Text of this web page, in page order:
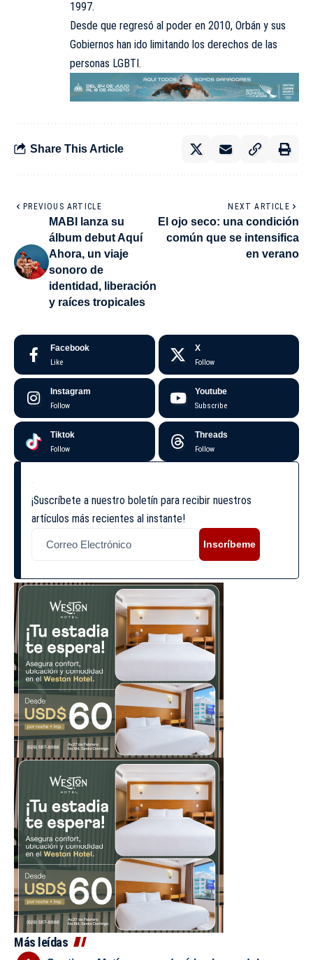
1997.
Desde que regresó al poder en 2010, Orbán y sus
Gobiernos han ido limitando los derechos de las
personas LGBTI.
Share This Article
PREVIOUS ARTICLE
MABI lanza su
álbum debut Aquí
Ahora, un viaje
sonoro de
identidad, liberación
y raíces tropicales
NEXT ARTICLE
El ojo seco: una condición
común que se intensifica
en verano
Facebook
Like
X
Follow
Instagram
Follow
Youtube
Subscribe
Tiktok
Follow
Threads
Follow
¡Suscríbete a nuestro boletín para recibir nuestros
artículos más recientes al instante!
Inscríbeme
Más leídas